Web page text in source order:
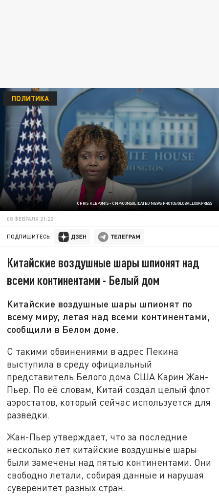
CHRIS KLEPONIS - CNP/CONSOLIDATED NEWS PHOTOS/GLOBALLOOKPRESS
ПОЛИТИКА
08 ФЕВРАЛЯ 21:22
ПОДПИШИТЕСЬ:
Китайские воздушные шары шпионят над
всеми континентами - Белый дом
Китайские воздушные шары шпионят по
всему миру, летая над всеми континентами,
сообщили в Белом доме.
С такими обвинениями в адрес Пекина
выступила в среду официальный
представитель Белого дома США Карин Жан-
Пьер. По её словам, Китай создал целый флот
аэростатов, который сейчас используется для
разведки.
Жан-Пьер утверждает, что за последние
несколько лет китайские воздушные шары
были замечены над пятью континентами. Они
свободно летали, собирая данные и нарушая
суверенитет разных стран.